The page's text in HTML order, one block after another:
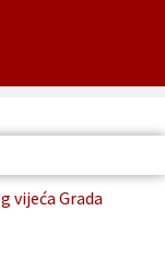
vijeća Grada